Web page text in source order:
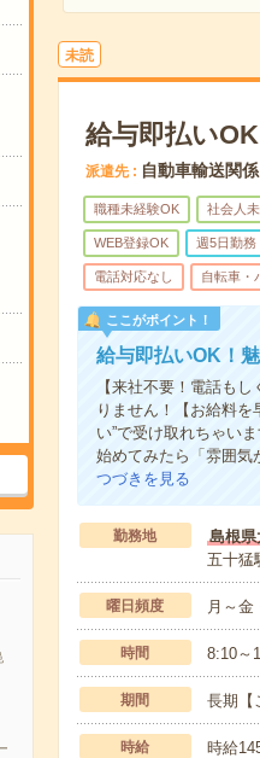
未読
給与即払い
派遣先 自動車輸送関係
職種未経験OK 社会人
WEB登録OK 週5日勤務
電話対応なし 自転車・
ここがポイント！
給与即払いOK！
【来社不要！電話も
りません！【お給料
い”で受け取れちゃい
始めてみたら「雰囲
つづきを見る
勤務地
島根県
五十猛
曜日頻度 月～金
時間 8:10～
期間 長期【
時給 時給